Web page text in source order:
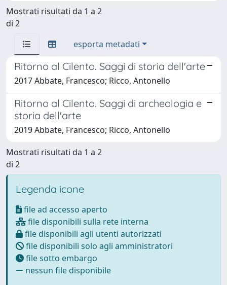
Mostrati risultati da 1 a 2
di 2
esporta metadati
Ritorno al Cilento. Saggi di storia dell'arte
2017 Abbate, Francesco; Ricco, Antonello
Ritorno al Cilento. Saggi di archeologia e
storia dell'arte
2019 Abbate, Francesco; Ricco, Antonello
Mostrati risultati da 1 a 2
di 2
Legenda icone
file ad accesso aperto
file disponibili sulla rete interna
file disponibili agli utenti autorizzati
file disponibili solo agli amministratori
file sotto embargo
nessun file disponibile